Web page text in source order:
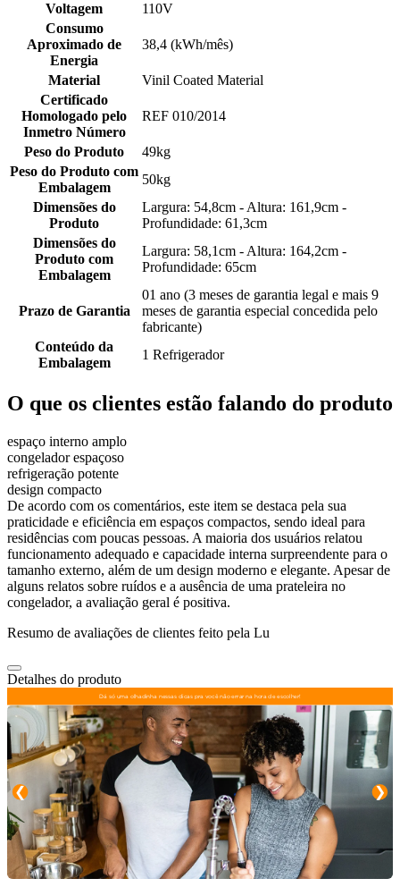
Voltagem
110V
Consumo
Aproximado de
Energia
38,4 (kWh/mês)
Material
Vinil Coated Material
Certificado
Homologado pelo
Inmetro Número
REF 010/2014
Peso do Produto
49kg
Peso do Produto com
Embalagem
50kg
Dimensões do
Produto
Largura: 54,8cm - Altura: 161,9cm -
Profundidade: 61,3cm
Dimensões do
Produto com
Embalagem
Largura: 58,1cm - Altura: 164,2cm -
Profundidade: 65cm
Prazo de Garantia
01 ano (3 meses de garantia legal e mais 9
meses de garantia especial concedida pelo
fabricante)
Conteúdo da
Embalagem
1 Refrigerador
O que os clientes estão falando do produto
espaço interno amplo
congelador espaçoso
refrigeração potente
design compacto
De acordo com os comentários, este item se destaca pela sua
praticidade e eficiência em espaços compactos, sendo ideal para
residências com poucas pessoas. A maioria dos usuários relatou
funcionamento adequado e capacidade interna surpreendente para o
tamanho externo, além de um design moderno e elegante. Apesar de
alguns relatos sobre ruídos e a ausência de uma prateleira no
congelador, a avaliação geral é positiva.
Resumo de avaliações de clientes feito pela Lu
Detalhes do produto